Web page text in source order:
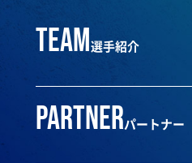
team選手紹介
partnerパートナー